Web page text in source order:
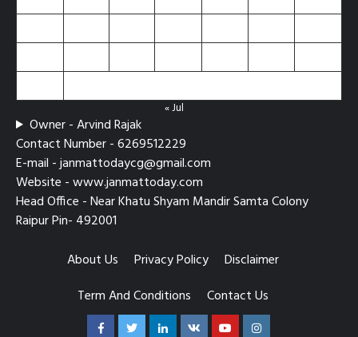
« Jul
Owner - Arvind Rajak
Contact Number - 6269512229
E-mail - janmattodaycg@gmail.com
Website - www.janmattoday.com
Head Office - Near Khatu Shyam Mandir Samta Colony
Raipur Pin- 492001
About Us
Privacy Policy
Disclaimer
Term And Conditions
Contact Us
FacebookTwitterLinkedin
VK YoutubeInstagram